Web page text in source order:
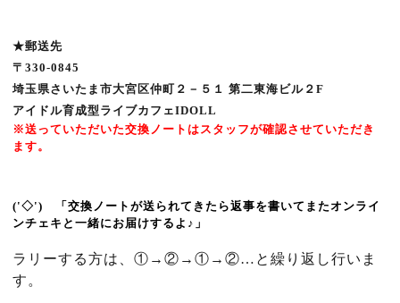
★郵送先
〒330-0845
埼玉県さいたま市大宮区仲町２－５１ 第二東海ビル２F
アイドル育成型ライブカフェIDOLL
※送っていただいた交換ノートはスタッフが確認させていただき
ます。
('◇') ゞ「交換ノートが送られてきたら返事を書いてまたオンライ
ンチェキと一緒にお届けするよ ♪ 」
ラリーする方は、①→②→①→②…と繰り返し行いま
す。